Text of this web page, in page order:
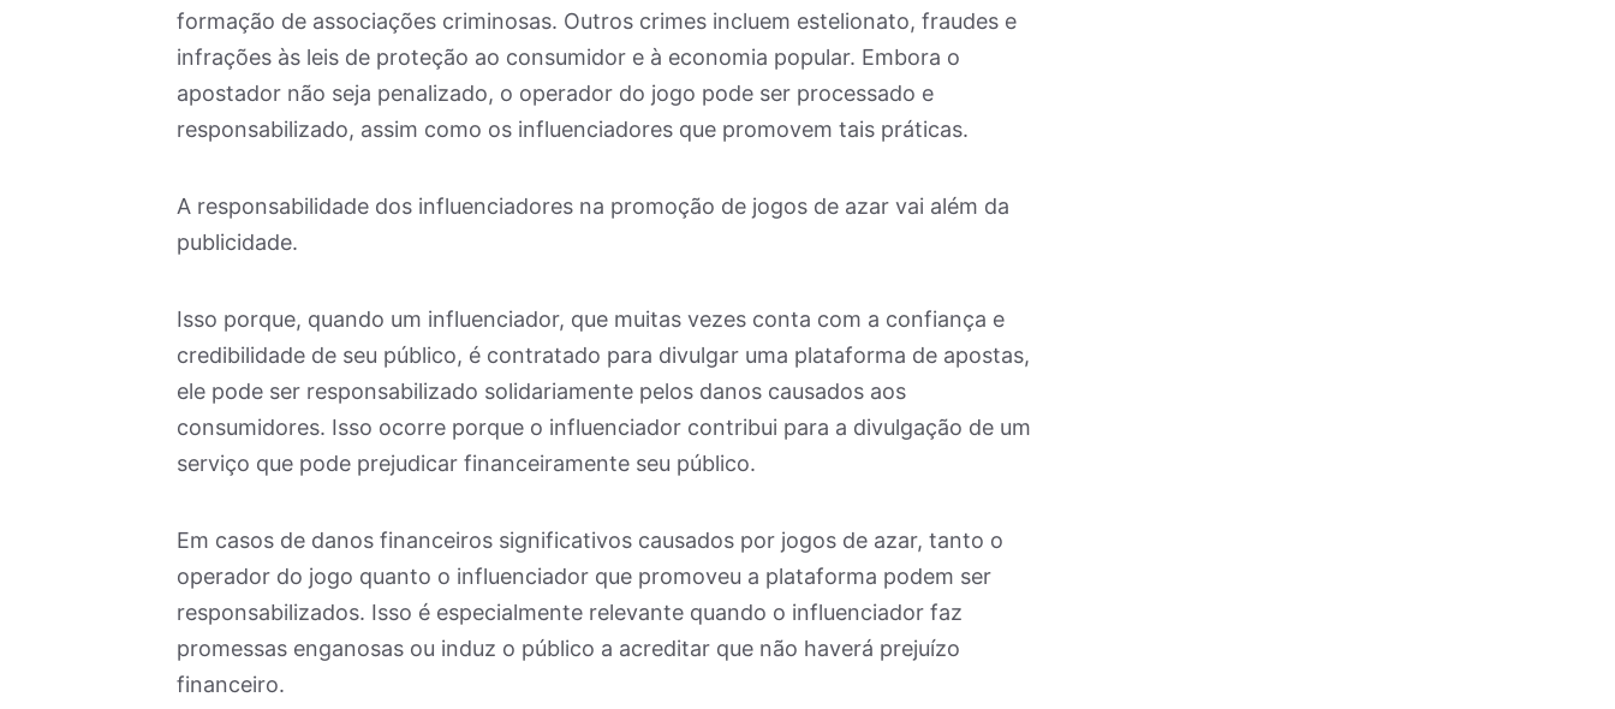
formação de associações criminosas. Outros crimes incluem estelionato, fraudes e
infrações às leis de proteção ao consumidor e à economia popular. Embora o
apostador não seja penalizado, o operador do jogo pode ser processado e
responsabilizado, assim como os influenciadores que promovem tais práticas.
A responsabilidade dos influenciadores na promoção de jogos de azar vai além da
publicidade.
Isso porque, quando um influenciador, que muitas vezes conta com a confiança e
credibilidade de seu público, é contratado para divulgar uma plataforma de apostas,
ele pode ser responsabilizado solidariamente pelos danos causados aos
consumidores. Isso ocorre porque o influenciador contribui para a divulgação de um
serviço que pode prejudicar financeiramente seu público.
Em casos de danos financeiros significativos causados por jogos de azar, tanto o
operador do jogo quanto o influenciador que promoveu a plataforma podem ser
responsabilizados. Isso é especialmente relevante quando o influenciador faz
promessas enganosas ou induz o público a acreditar que não haverá prejuízo
financeiro.